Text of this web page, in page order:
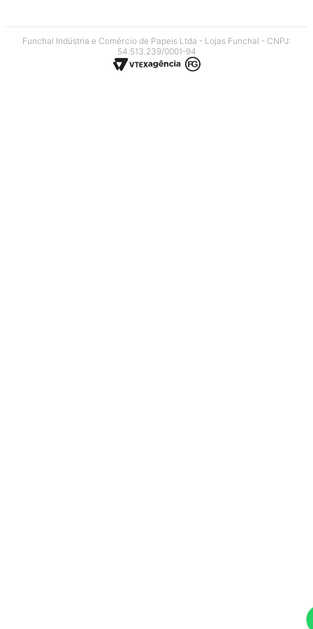
Funchal Indústria e Comércio de Papeis Ltda - Lojas Funchal - CNPJ:
54.513.239/0001-94